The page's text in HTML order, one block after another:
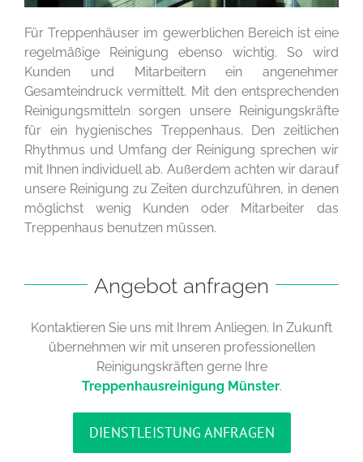
Für Treppenhäuser im gewerblichen Bereich ist eine
regelmäßige Reinigung ebenso wichtig. So wird
Kunden und Mitarbeitern ein angenehmer
Gesamteindruck vermittelt. Mit den entsprechenden
Reinigungsmitteln sorgen unsere Reinigungskräfte
für ein hygienisches Treppenhaus. Den zeitlichen
Rhythmus und Umfang der Reinigung sprechen wir
mit Ihnen individuell ab. Außerdem achten wir darauf
unsere Reinigung zu Zeiten durchzuführen, in denen
möglichst wenig Kunden oder Mitarbeiter das
Treppenhaus benutzen müssen.
Angebot anfragen
Kontaktieren Sie uns mit Ihrem Anliegen. In Zukunft
übernehmen wir mit unseren professionellen
Reinigungskräften gerne Ihre
Treppenhausreinigung Münster.
DIENSTLEISTUNG ANFRAGEN